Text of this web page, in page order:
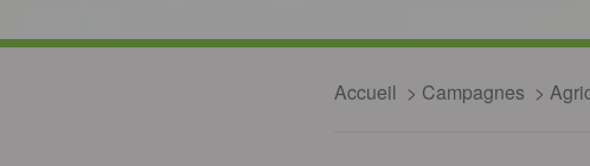
Accueil Campagnes